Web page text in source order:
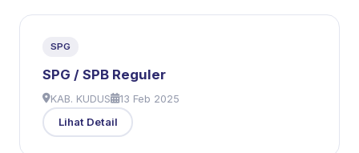
SPG
SPG / SPB Reguler
KAB. KUDUS 13 Feb 2025
Lihat Detail